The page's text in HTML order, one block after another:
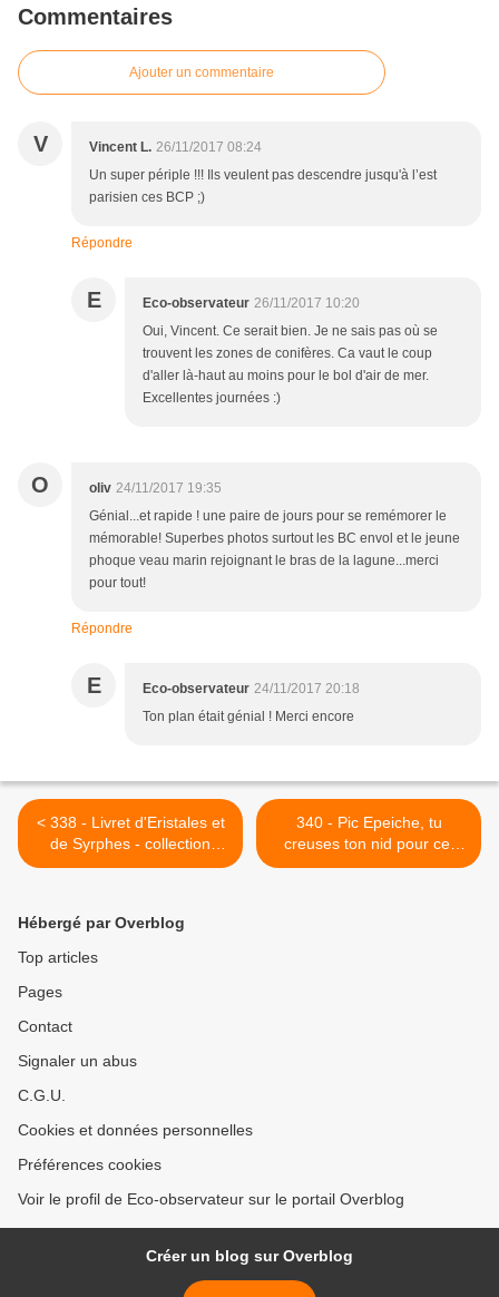
Commentaires
Ajouter un commentaire
V Vincent L. 26/11/2017 08:24
Un super périple !!! Ils veulent pas descendre jusqu'à l’est
parisien ces BCP ;)
Répondre
E Eco-observateur 26/11/2017 10:20
Oui, Vincent. Ce serait bien. Je ne sais pas où se
trouvent les zones de conifères. Ca vaut le coup
d'aller là-haut au moins pour le bol d'air de mer.
Excellentes journées :)
O oliv 24/11/2017 19:35
Génial...et rapide ! une paire de jours pour se remémorer le
mémorable! Superbes photos surtout les BC envol et le jeune
phoque veau marin rejoignant le bras de la lagune...merci
pour tout!
Répondre
E Eco-observateur 24/11/2017 20:18
Ton plan était génial ! Merci encore
< 338 - Livret d'Eristales et
de Syrphes - collection
Haute-Île
340 - Pic Epeiche, tu
creuses ton nid pour cet
hiver ? : 30/11/2017 >
Hébergé par Overblog
Top articles
Pages
Contact
Signaler un abus
C.G.U.
Cookies et données personnelles
Préférences cookies
Voir le profil de Eco-observateur sur le portail Overblog
Créer un blog sur Overblog